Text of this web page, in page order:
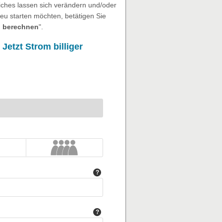
lassen sich verändern und/oder
starten möchten, betätigen Sie
berechnen".
Jetzt Strom billiger